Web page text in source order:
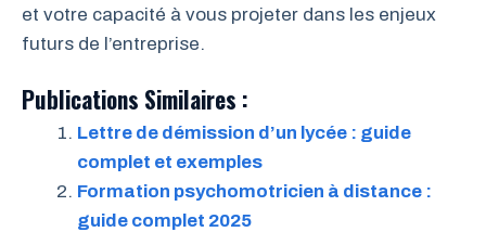
et votre capacité à vous projeter dans les enjeux
futurs de l’entreprise.
Publications Similaires :
Lettre de démission d’un lycée : guide
complet et exemples
Formation psychomotricien à distance :
guide complet 2025